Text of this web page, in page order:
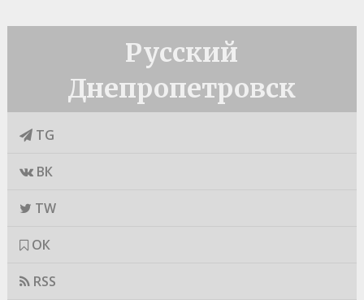
Русский
Днепропетровск
TG
ВК
TW
ОК
RSS